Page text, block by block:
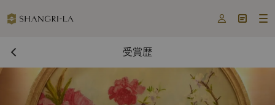
  
受賞歴